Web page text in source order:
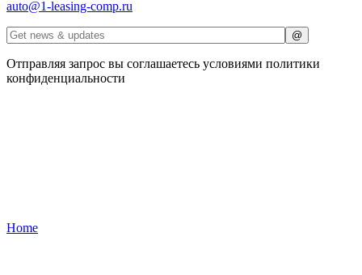
auto@1-leasing-comp.ru
Отправляя запрос вы соглашаетесь условиями политики
конфиденциальности
Home